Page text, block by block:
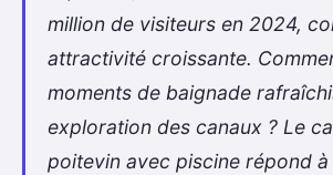
million de visiteurs en 2024,
attractivité croissante.
moments de baignade
exploration des canaux ? Le
poitevin avec piscine répond